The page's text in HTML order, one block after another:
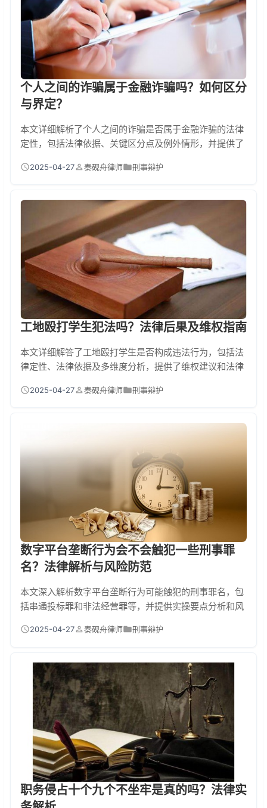
个人之间的诈骗属于金融诈骗吗？如何区分
与界定？
本文详细解析了个人之间的诈骗是否属于金融诈骗的法律
定性，包括法律依据、关键区分点及例外情形，并提供了
措施。
2025-04-27 秦砚舟律师 刑事辩护
工地殴打学生犯法吗？法律后果及维权指南
本文详细解答了工地殴打学生是否构成违法行为，包括法
律定性、法律依据及多维度分析，提供了维权建议和法律
2025-04-27 秦砚舟律师 刑事辩护
数字平台垄断行为会不会触犯一些刑事罪
名？法律解析与风险防范
本文深入解析数字平台垄断行为可能触犯的刑事罪名，包
括串通投标罪和非法经营罪等，并提供实操要点分析和风
施避免违法行为。
2025-04-27 秦砚舟律师 刑事辩护
职务侵占十个九个不坐牢是真的吗？法律实